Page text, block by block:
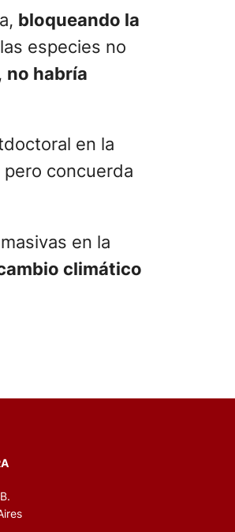
bloqueando la
especies no
no habría
en la
concuerda
en la
climático